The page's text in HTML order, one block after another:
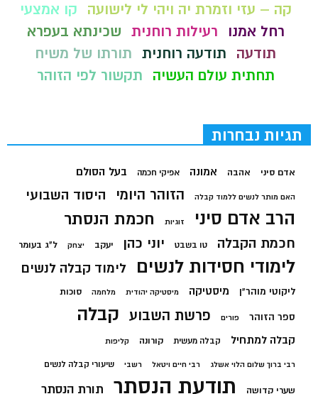
קה – עזי וזמרת יה ויהי לי לישועה
קו אמצעי
רחל אמנו
רעילות רוחנית שכינתא בעפרא
תודעה
תודעה רוחנית תורתו של משיח
תחתית עולם העשיה
תקשור לפי הזוהר
תגיות נבחרות
אדם סיני אהבה אמונה אפיקי חכמה בעל הסולם
האם מותר לנשים ללמוד קבלה הזוהר היומי היסוד השבועי
הרב אדם סיני זוגיות חכמת הנסתר
חכמת הקבלה טו בשבט יוני כהן יעקב יצחק ל"ג בעומר
לימודי חסידות לנשים לימוד קבלה לנשים
ליקוטי מוהר"ן מיסטיקה מיסטיקה יהודית מלחמה סוכות
ספר הזוהר פורים פרשת השבוע קבלה
קבלה למתחיל קבלה מעשית קורונה קליפות
רבי ברוך שלום הלוי אשלג רבי חיים ויטאל רשבי שיעורי קבלה לנשים
שערי קדושה תודעת הנסתר תורת הנסתר